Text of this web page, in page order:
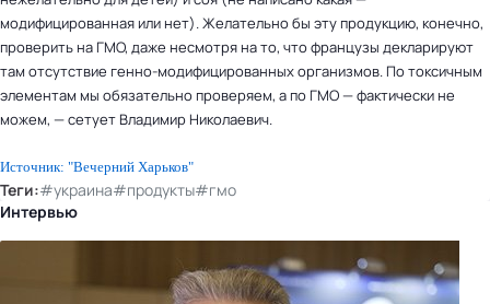
модифицированная или нет). Желательно бы эту продукцию, конечно,
проверить на ГМО, даже несмотря на то, что французы декларируют
там отсутствие генно-модифицированных организмов. По токсичным
элементам мы обязательно проверяем, а по ГМО — фактически не
можем, — сетует Владимир Николаевич.
Источник: "Вечерний Харьков"
Теги:#украина#продукты#гмо
Интервью